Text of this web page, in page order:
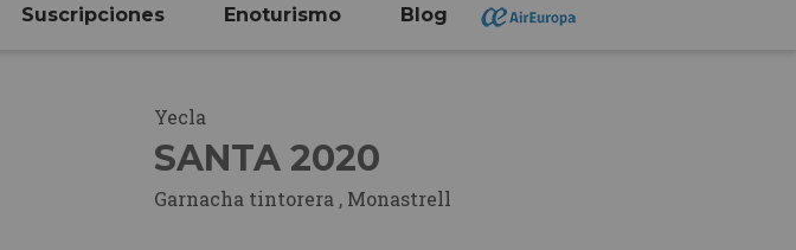
Suscripciones Enoturismo Blog
Yecla
SANTA 2020
Garnacha tintorera , Monastrell